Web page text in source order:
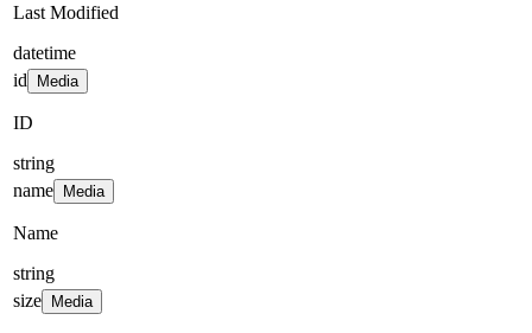
Last Modified
datetime
id
Media
ID
string
name
Media
Name
string
size
Media